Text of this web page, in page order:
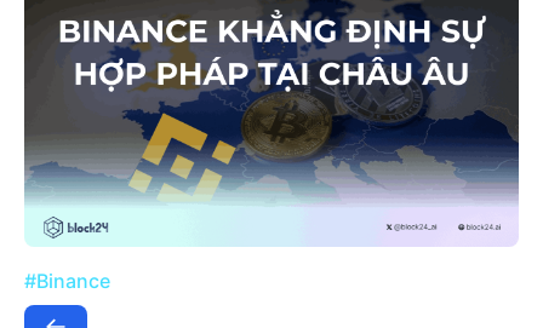
#Binance